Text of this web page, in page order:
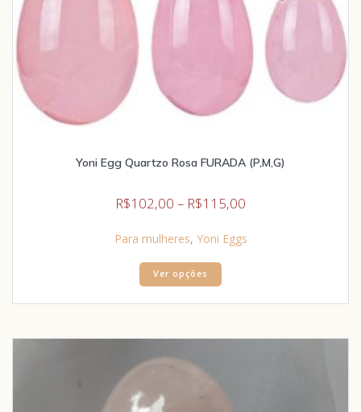
Yoni Egg Quartzo Rosa FURADA (P,M,G)
R$102,00 – R$115,00
Para mulheres, Yoni Eggs
Ver opções